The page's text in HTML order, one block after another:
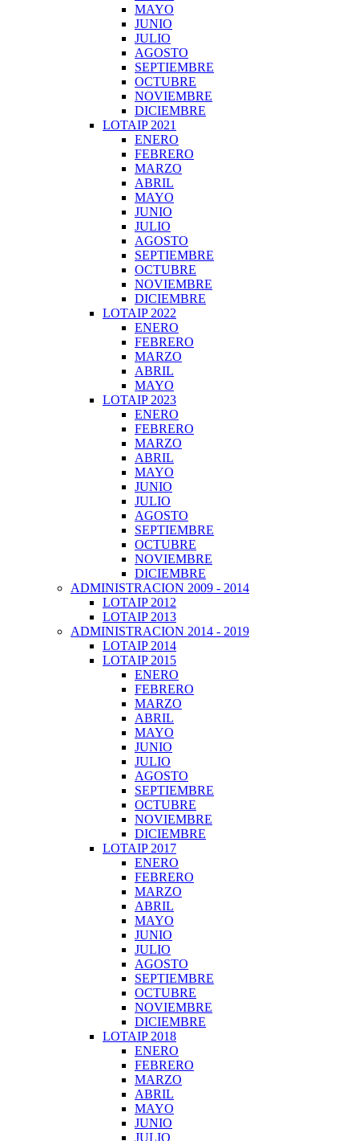
MAYO
JUNIO
JULIO
AGOSTO
SEPTIEMBRE
OCTUBRE
NOVIEMBRE
DICIEMBRE
LOTAIP 2021
ENERO
FEBRERO
MARZO
ABRIL
MAYO
JUNIO
JULIO
AGOSTO
SEPTIEMBRE
OCTUBRE
NOVIEMBRE
DICIEMBRE
LOTAIP 2022
ENERO
FEBRERO
MARZO
ABRIL
MAYO
LOTAIP 2023
ENERO
FEBRERO
MARZO
ABRIL
MAYO
JUNIO
JULIO
AGOSTO
SEPTIEMBRE
OCTUBRE
NOVIEMBRE
DICIEMBRE
ADMINISTRACION 2009 - 2014
LOTAIP 2012
LOTAIP 2013
ADMINISTRACION 2014 - 2019
LOTAIP 2014
LOTAIP 2015
ENERO
FEBRERO
MARZO
ABRIL
MAYO
JUNIO
JULIO
AGOSTO
SEPTIEMBRE
OCTUBRE
NOVIEMBRE
DICIEMBRE
LOTAIP 2017
ENERO
FEBRERO
MARZO
ABRIL
MAYO
JUNIO
JULIO
AGOSTO
SEPTIEMBRE
OCTUBRE
NOVIEMBRE
DICIEMBRE
LOTAIP 2018
ENERO
FEBRERO
MARZO
ABRIL
MAYO
JUNIO
JULIO